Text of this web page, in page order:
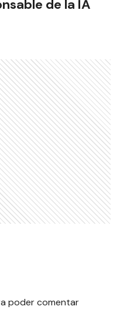
de la IA
poder comentar